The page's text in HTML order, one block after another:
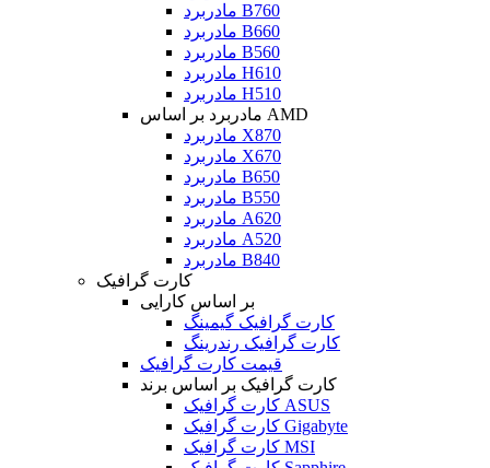
مادربرد B760
مادربرد B660
مادربرد B560
مادربرد H610
مادربرد H510
مادربرد بر اساس AMD
مادربرد X870
مادربرد X670
مادربرد B650
مادربرد B550
مادربرد A620
مادربرد A520
مادربرد B840
کارت گرافیک
بر اساس کارایی
کارت گرافیک گیمینگ
کارت گرافیک رندرینگ
قیمت کارت گرافیک
کارت گرافیک بر اساس برند
کارت گرافیک ASUS
کارت گرافیک Gigabyte
کارت گرافیک MSI